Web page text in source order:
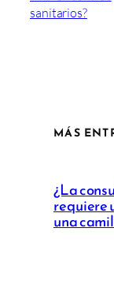
sanitarios?
MÁS
¿La
requiere
una